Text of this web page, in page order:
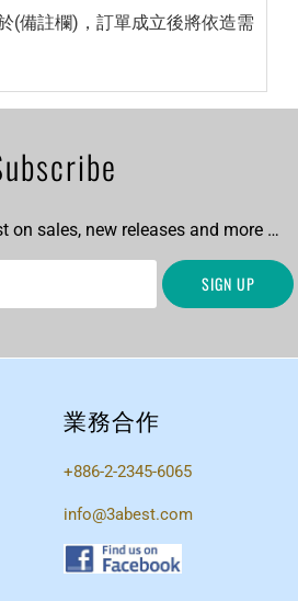
(備註欄)，訂單成立後將依造需
on sales, new releases and more …
業務合作
+886-2-2345-6065
info@3abest.com